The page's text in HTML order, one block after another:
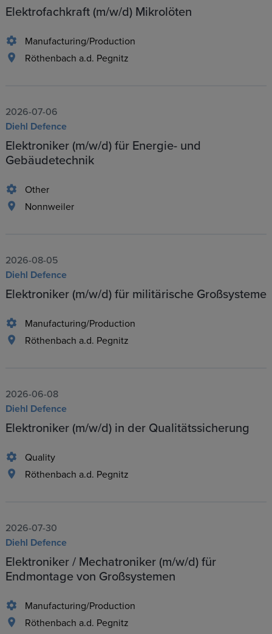
Elektrofachkraft (m/w/d) Mikrolöten
Manufacturing/Production
Röthenbach a.d. Pegnitz
2026-07-06
Diehl Defence
Elektroniker (m/w/d) für Energie- und
Gebäudetechnik
Other
Nonnweiler
2026-08-05
Diehl Defence
Elektroniker (m/w/d) für militärische Großsysteme
Manufacturing/Production
Röthenbach a.d. Pegnitz
2026-06-08
Diehl Defence
Elektroniker (m/w/d) in der Qualitätssicherung
Quality
Röthenbach a.d. Pegnitz
2026-07-30
Diehl Defence
Elektroniker / Mechatroniker (m/w/d) für
Endmontage von Großsystemen
Manufacturing/Production
Röthenbach a.d. Pegnitz